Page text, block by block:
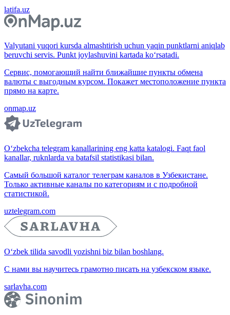
latifa.uz
Valyutani yuqori kursda almashtirish uchun yaqin punktlarni aniqlab
beruvchi servis. Punkt joylashuvini kartada ko‘rsatadi.
Сервис, помогающий найти ближайшие пункты обмена
валюты с выгодным курсом. Покажет местоположение пункта
прямо на карте.
onmap.uz
O‘zbekcha telegram kanallarining eng katta katalogi. Faqt faol
kanallar, ruknlarda va batafsil statistikasi bilan.
Самый большой каталог телеграм каналов в Узбекистане.
Только активные каналы по категориям и с подробной
статистикой.
uztelegram.com
O‘zbek tilida savodli yozishni biz bilan boshlang.
С нами вы научитесь грамотно писать на узбекском языке.
sarlavha.com